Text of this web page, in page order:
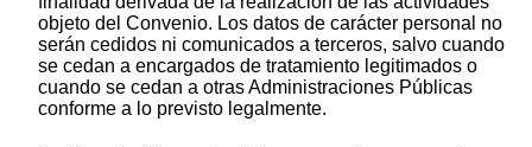
objeto del Convenio. Los datos de carácter personal no
serán cedidos ni comunicados a terceros, salvo cuando
se cedan a encargados de tratamiento legitimados o
cuando se cedan a otras Administraciones Públicas
conforme a lo previsto legalmente.